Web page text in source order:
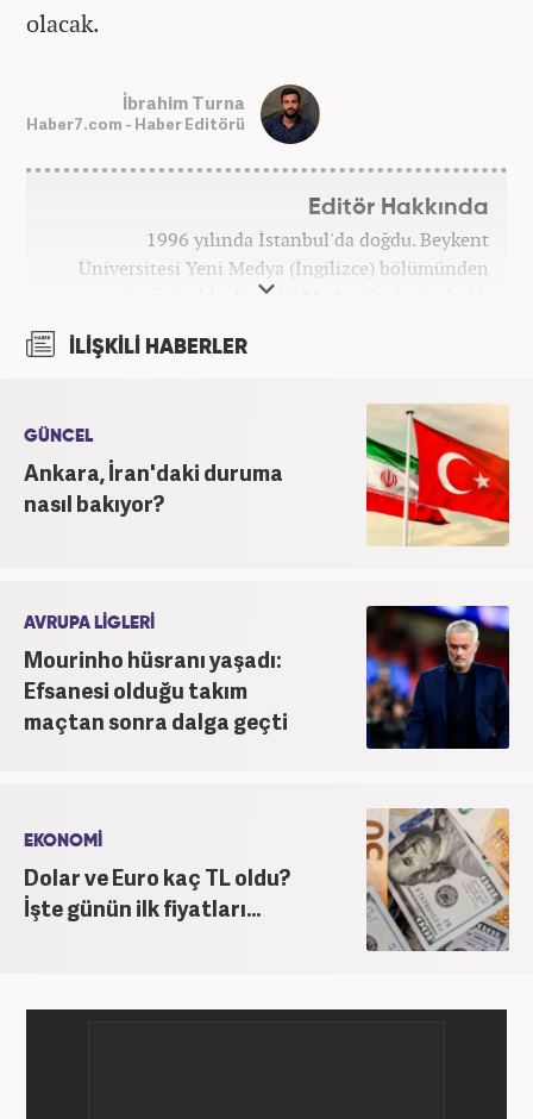
olacak.
İbrahim Turna
Haber7.com - Haber Editörü
Editör Hakkında
1996 yılında İstanbul'da doğdu. Beykent
Üniversitesi Yeni Medya (İngilizce) bölümünden
mezun oldu. Kanal 7 Medya Grubu'na bağlı
İLİŞKİLİ HABERLER
GÜNCEL
Ankara, İran'daki duruma
nasıl bakıyor?
AVRUPA LİGLERİ
Mourinho hüsranı yaşadı:
Efsanesi olduğu takım
maçtan sonra dalga geçti
EKONOMİ
Dolar ve Euro kaç TL oldu?
İşte günün ilk fiyatları...